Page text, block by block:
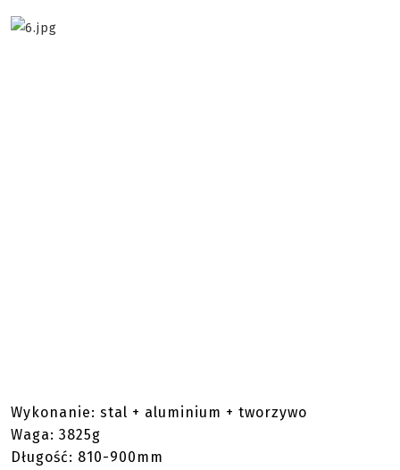
Wykonanie: stal + aluminium + tworzywo
Waga: 3825g
Długość: 810-900mm